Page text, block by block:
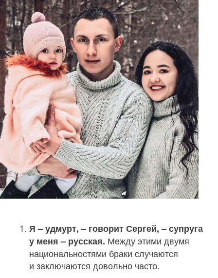
Я – удмурт, – говорит Сергей, – супруга
у меня – русская. Между этими двумя
национальностями браки случаются
и заключаются довольно часто.